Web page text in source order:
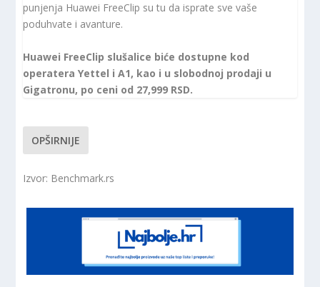
punjenja Huawei FreeClip su tu da isprate sve vaše
poduhvate i avanture.
Huawei FreeClip slušalice biće dostupne kod
operatera Yettel i A1, kao i u slobodnoj prodaji u
Gigatronu, po ceni od 27,999 RSD.
OPŠIRNIJE
Izvor: Benchmark.rs